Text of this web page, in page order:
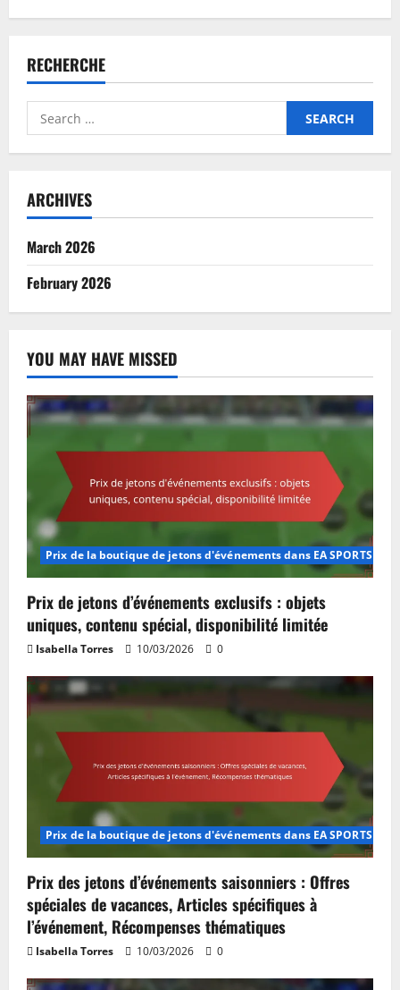
RECHERCHE
Search
for:
ARCHIVES
March 2026
February 2026
YOU MAY HAVE MISSED
Prix de la boutique de jetons d'événements dans EA SPORTS FC
Prix de jetons d’événements exclusifs : objets
uniques, contenu spécial, disponibilité limitée
Isabella Torres 10/03/2026 0
Prix de la boutique de jetons d'événements dans EA SPORTS FC
Prix des jetons d’événements saisonniers : Offres
spéciales de vacances, Articles spécifiques à
l’événement, Récompenses thématiques
Isabella Torres 10/03/2026 0